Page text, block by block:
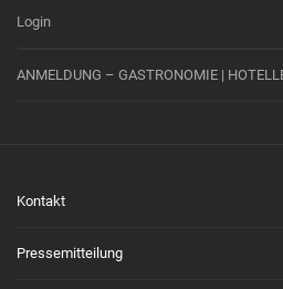
Login
ANMELDUNG – GASTRONOMIE |
Kontakt
Pressemitteilung